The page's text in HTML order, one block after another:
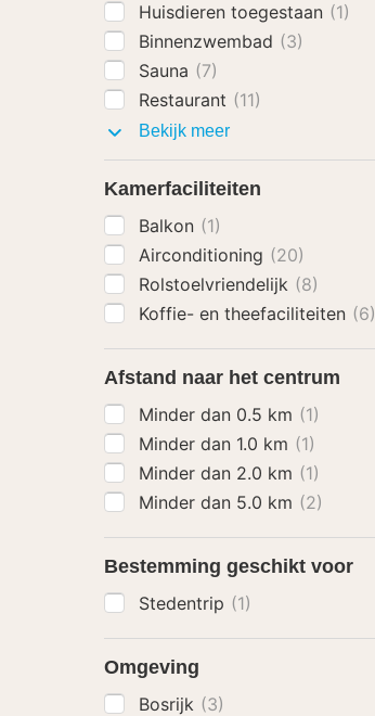
Huisdieren toegestaan (1)
Binnenzwembad (3)
Sauna (7)
Restaurant (11)
Bekijk meerFaciliteiten
Kamerfaciliteiten
Balkon (1)
Airconditioning (20)
Rolstoelvriendelijk (8)
Koffie- en theefaciliteiten (6)
Afstand naar het centrum
Minder dan 0.5 km (1)
Minder dan 1.0 km (1)
Minder dan 2.0 km (1)
Minder dan 5.0 km (2)
Bestemming geschikt voor
Stedentrip (1)
Omgeving
Bosrijk (3)